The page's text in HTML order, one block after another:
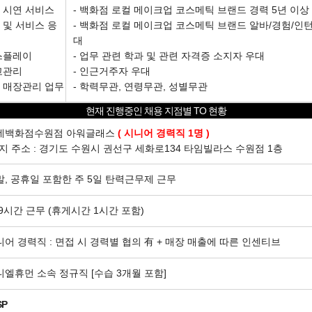
연 서비스
서비스 응
레이
리
장관리 업무
- 백화점 로컬 메이크업 코스메틱 브랜드 경력 5년 이상
- 백화점 로컬 메이크업 코스메틱 브랜드 알바/경험/인
대
- 업무 관련 학과 및 관련 자격증 소지자 우대
- 인근거주자 우대
- 학력무관, 연령무관, 성별무관
현재 진행중인 채용 지점별 TO 현황
백화점수원점 아워글래스 ( 시니어 경력직 1명 )
주소 : 경기도 수원시 권선구 세화로134 타임빌라스 수원점 1층
, 공휴일 포함한 주 5일 탄력근무제 근무
시간 근무 (휴게시간 1시간 포함)
어 경력직 : 면접 시 경력별 협의 有 + 매장 매출에 따른 인센티브
엘휴먼 소속 정규직 [수습 3개월 포함]